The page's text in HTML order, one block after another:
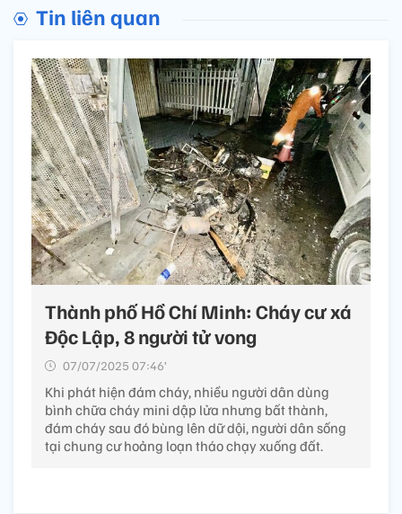
Tin liên quan
Thành phố Hồ Chí Minh: Cháy cư xá
Độc Lập, 8 người tử vong
07/07/2025 07:46’
Khi phát hiện đám cháy, nhiều người dân dùng
bình chữa cháy mini dập lửa nhưng bất thành,
đám cháy sau đó bùng lên dữ dội, người dân sống
tại chung cư hoảng loạn tháo chạy xuống đất.